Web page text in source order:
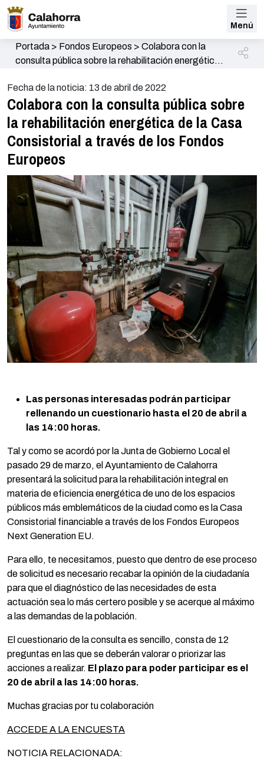
Menú
Portada> Fondos Europeos > Colabora con la
consulta pública sobre la rehabilitación energética
Europeos
Fecha de la noticia: 13 de abril de 2022
Colabora con la consulta pública sobre
la rehabilitación energética de la Casa
Consistorial a través de los Fondos
Europeos
Las personas interesadas podrán participar
rellenando un cuestionario hasta el 20 de abril a
las 14:00 horas.
Tal y como se acordó por la Junta de Gobierno Local el
pasado 29 de marzo, el Ayuntamiento de Calahorra
presentará la solicitud para la rehabilitación integral en
materia de eficiencia energética de uno de los espacios
públicos más emblemáticos de la ciudad como es la Casa
Consistorial financiable a través de los Fondos Europeos
Next Generation EU.
Para ello, te necesitamos, puesto que dentro de ese proceso
de solicitud es necesario recabar la opinión de la ciudadanía
para que el diagnóstico de las necesidades de esta
actuación sea lo más certero posible y se acerque al máximo
a las demandas de la población.
El cuestionario de la consulta es sencillo, consta de 12
preguntas en las que se deberán valorar o priorizar las
acciones a realizar. El plazo para poder participar es el
20 de abril a las 14:00 horas.
Muchas gracias por tu colaboración
ACCEDE A LA ENCUESTA
NOTICIA RELACIONADA: